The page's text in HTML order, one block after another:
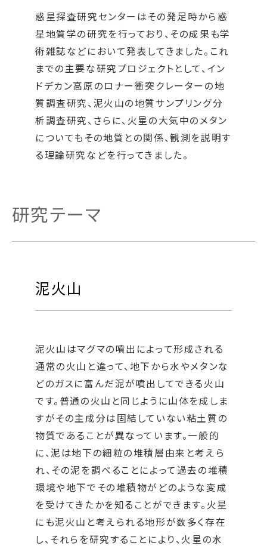
惑星探査研究センターはその発足時から惑
星地質学の研究を行っており、その成果も学
術雑誌などにおいて発表してきました。これ
までの主要な研究プロジェクトとして、イン
ドデカン高原のロナー衝突クレーターの地
質調査研究、泥火山の地質サンプリング分
析調査研究、さらに、火星の大気中のメタン
についてもその地質との関係、観測を説明す
る理論研究などを行ってきました。
研究テーマ
泥火山
泥火山はマグマの噴出によって形成される
通常の火山と違って、地下から水やメタンな
どのガスに富んだ泥が噴出してできる火山
です。普通の火山と同じように山体を成しま
すがその主成分は固結していない粘土質の
物質であることが異なっています。一般的
に、泥は地下の細粒の堆積層由来と考えら
れ、その泥を調べることによって過去の堆積
環境や地下でその堆積物がどのような変成
を受けてきたかを知ることができます。火星
にも泥火山と考えられる地形が数多く存在
し、それらを研究することにより、火星の水